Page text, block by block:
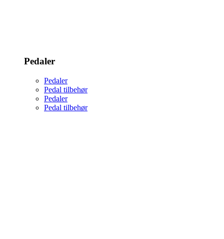
Pedaler
Pedaler
Pedal tilbehør
Pedaler
Pedal tilbehør